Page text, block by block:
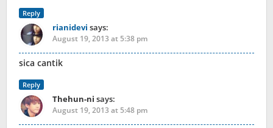
Reply
rianidevi says:
August 19, 2013 at 5:38 pm
sica cantik
Reply
Thehun-ni says:
August 19, 2013 at 5:48 pm